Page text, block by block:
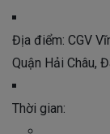
Địa điểm: CGV
Quận Hải Châu,
Thời gian: